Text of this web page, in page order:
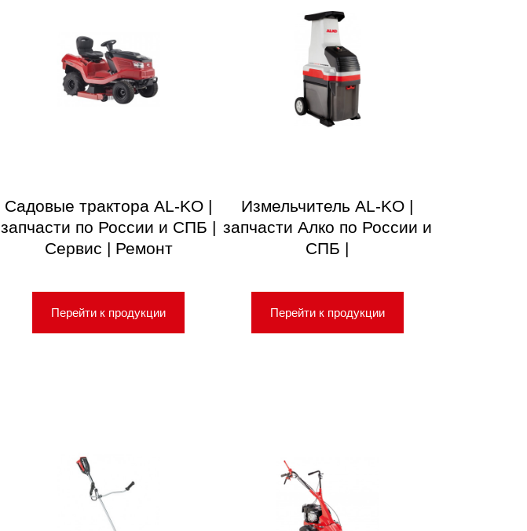
Садовые трактора AL-KO |
запчасти по России и СПБ |
Сервис | Ремонт
Перейти к продукции
Измельчитель AL-KO |
запчасти Алко по России и
СПБ |
Перейти к продукции